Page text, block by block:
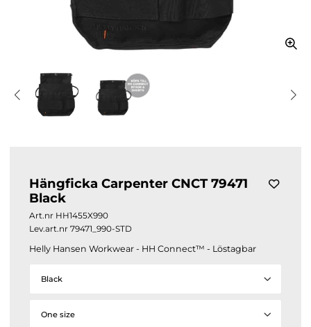
Hängficka Carpenter CNCT 79471
Black
Art.nr HH1455X990
Lev.art.nr 79471_990-STD
Helly Hansen Workwear - HH Connect™ - Löstagbar
Black
One size